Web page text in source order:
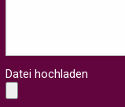
Datei hochladen